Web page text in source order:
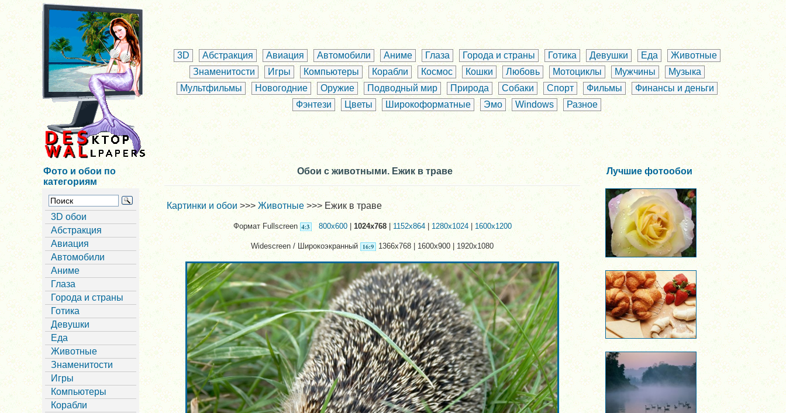
3D Абстракция Авиация Автомобили Аниме Глаза Города и страны Готика Девушки Еда
Животные
Знаменитости
Игры Компьютеры Корабли Космос Кошки Любовь Мотоциклы Мужчины
Музыка
Мультфильмы
Новогодние Оружие Подводный мир Природа Собаки Спорт Фильмы
Финансы и деньги
Фэнтези
Цветы Широкоформатные Эмо Windows Разное
Фото и обои по
категориям
3D обои
Абстракция
Авиация
Автомобили
Аниме
Глаза
Города и страны
Готика
Девушки
Еда
Животные
Знаменитости
Игры
Компьютеры
Корабли
Обои с животными. Ежик в траве
Картинки и обои>>>Животные>>> Ежик в траве
Формат Fullscreen 800x600|1024x768| 1152x864|1280x1024| 1600x1200
Widescreen / Широкоэкранный 1366x768 | 1600x900 | 1920x1080
Лучшие фотообои